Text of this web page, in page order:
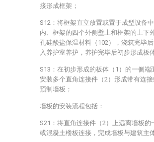
接形成框架；
S12：将框架直立放置或置于成型设备
内、框架的四个外侧壁上和框架的上下
孔硅酸盐保温材料（102），浇筑完毕
入养护室养护，养护完毕后初步形成板
S13：在初步形成的板体（1）的一侧端
安装多个直角连接件（2）形成带有连
预制墙板；
墙板的安装流程包括：
S21：将直角连接件（2）上远离墙板的
或混凝土楼板连接，完成墙板与建筑主